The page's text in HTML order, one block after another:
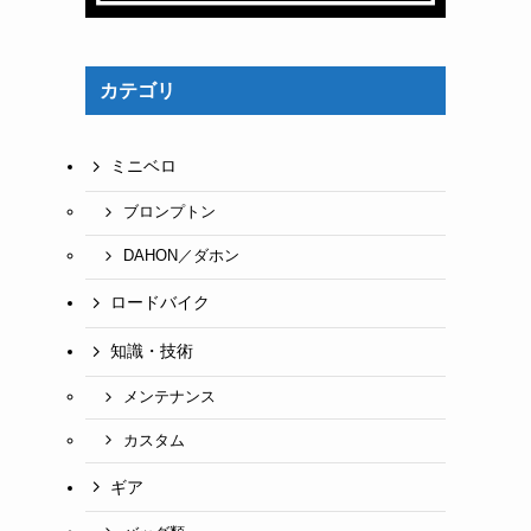
カテゴリ
ミニベロ
ブロンプトン
DAHON／ダホン
ロードバイク
知識・技術
メンテナンス
カスタム
ギア